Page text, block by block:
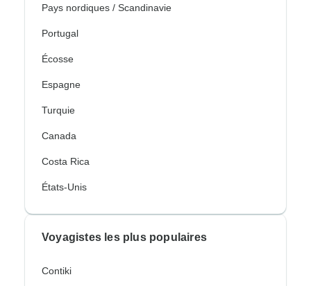
Pays nordiques / Scandinavie
Portugal
Écosse
Espagne
Turquie
Canada
Costa Rica
États-Unis
Voyagistes les plus populaires
Contiki